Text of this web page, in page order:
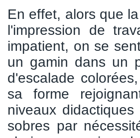
En effet, alors que
l'impression de
impatient, on se
un gamin dans un
d'escalade
sa forme
niveaux
sobres par